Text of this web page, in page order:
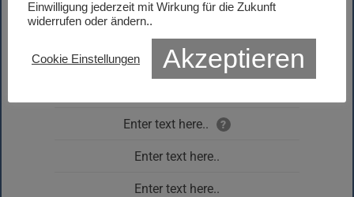
99$
Enter description here...
Enter text here.. ?
Enter text here..
Enter text here..
Einwilligung jederzeit mit Wirkung für die Zukunft
widerrufen oder ändern..
Cookie Einstellungen Akzeptieren